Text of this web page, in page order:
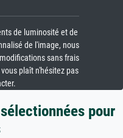
de luminosité et de
de l'image, nous
sans frais
plaît n'hésitez pas
pour